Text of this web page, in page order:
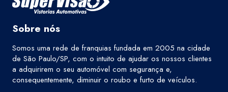
Sobre nós
Somos uma rede de franquias fundada em 2005 na cidade
de São Paulo/SP, com o intuito de ajudar os nossos clientes
a adquirirem o seu automóvel com segurança e,
consequentemente, diminuir o roubo e furto de veículos.